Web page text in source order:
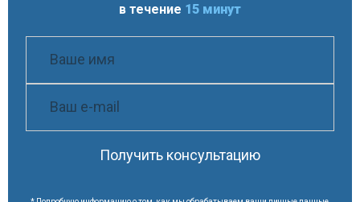
в течение 15 минут
Получить консультацию